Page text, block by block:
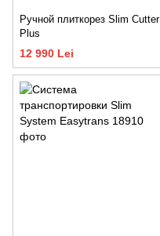
Ручной плиткорез Slim Cutter
Plus
12 990 Lei